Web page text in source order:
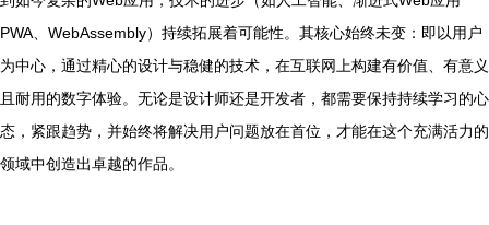
PWA、WebAssembly）持续拓展着可能性。其核心始终未变：即以用户
为中心，通过精心的设计与稳健的技术，在互联网上构建有价值、有意义
且耐用的数字体验。无论是设计师还是开发者，都需要保持持续学习的心
态，紧跟趋势，并始终将解决用户问题放在首位，才能在这个充满活力的
领域中创造出卓越的作品。